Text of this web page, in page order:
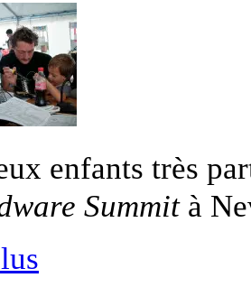
enfants très
Summità